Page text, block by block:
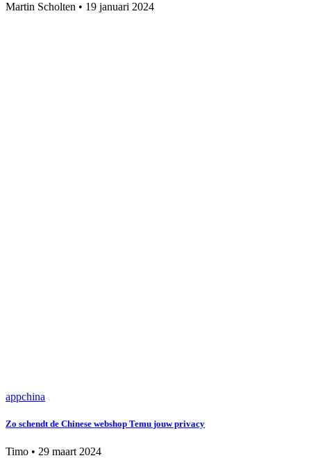
Martin Scholten • 19 januari 2024
appchina
Zo schendt de Chinese webshop Temu jouw privacy
Timo • 29 maart 2024